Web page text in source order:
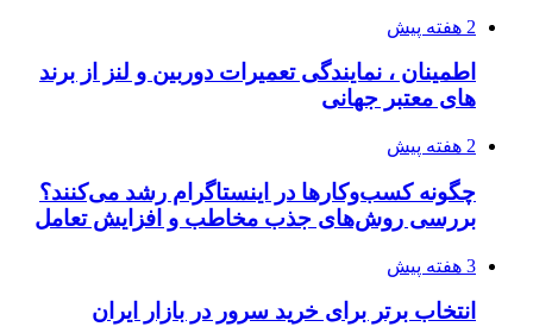
2 هفته پیش
اطمینان ، نمایندگی تعمیرات دوربین و لنز از برند
های معتبر جهانی
2 هفته پیش
چگونه کسب‌وکارها در اینستاگرام رشد می‌کنند؟
بررسی روش‌های جذب مخاطب و افزایش تعامل
3 هفته پیش
انتخاب برتر برای خرید سرور در بازار ایران